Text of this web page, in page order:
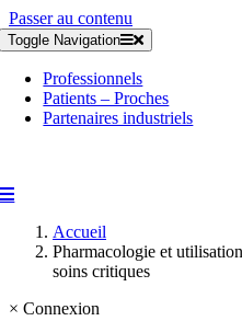
Passer au contenu
Toggle Navigation
Professionnels
Patients – Proches
Partenaires industriels
Accueil
Pharmacologie et
soins critiques
× Connexion